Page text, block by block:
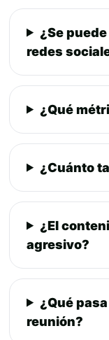
¿Se
redes
¿Qué
¿Cuánto
¿El
agresivo?
¿Qué
reunión?